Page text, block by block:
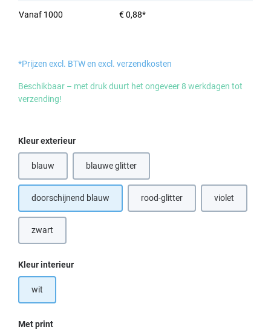
Vanaf 1000 € 0,88*
*Prijzen excl. BTW en excl. verzendkosten
Beschikbaar – met druk duurt het ongeveer 8 werkdagen tot
verzending!
Selecteer
Kleur exterieur
blauw blauwe glitter
doorschijnend blauw rood-glitter violet
zwart
Selecteer
Kleur interieur
wit
Selecteer
Met print